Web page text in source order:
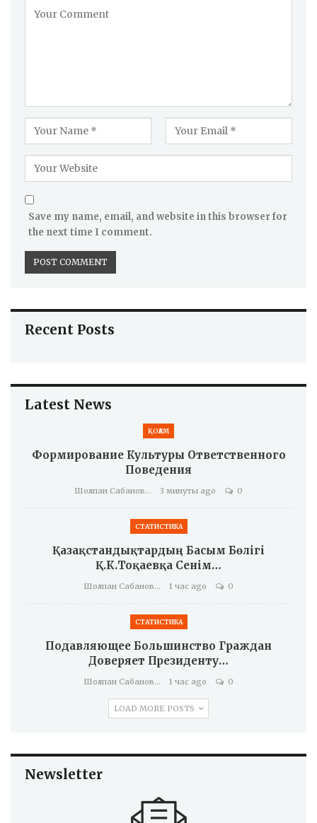
Save my name, email, and website in this browser for
the next time I comment.
Recent Posts
Latest News
ҚОҒАМ
Формирование Культуры Ответственного
Поведения
Шолпан Сабанова 3 минуты ago 0
СТАТИСТИКА
Қазақстандықтардың Басым Бөлігі
Қ.К.Тоқаевқа Сенім…
Шолпан Сабанова 1 час ago 0
СТАТИСТИКА
Подавляющее Большинство Граждан
Доверяет Президенту…
Шолпан Сабанова 1 час ago 0
LOAD MORE POSTS
Newsletter